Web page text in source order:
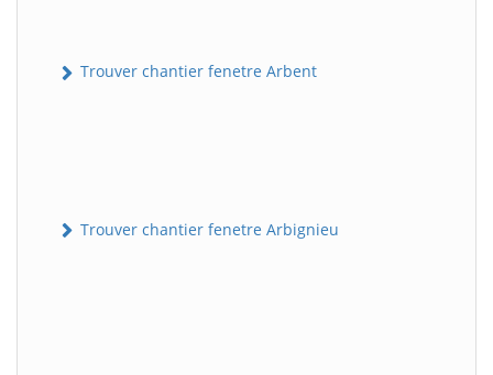
Trouver chantier fenetre Arbent
Trouver chantier fenetre Arbignieu